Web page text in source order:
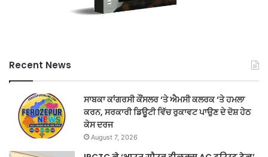
Recent News
ਸਾਬਕਾ ਕਾਂਗਰਸੀ ਕੌਂਸਲਰ ‘ਤੇ ਐਮਸੀ ਕਲਰਕ ‘ਤੇ ਹਮਲਾ
ਕਰਨ, ਸਰਕਾਰੀ ਡਿਊਟੀ ਵਿੱਚ ਰੁਕਾਵਟ ਪਾਉਣ ਦੇ ਦੋਸ਼ ਹੇਠ
ਕੇਸ ਦਰਜ
August 7, 2026